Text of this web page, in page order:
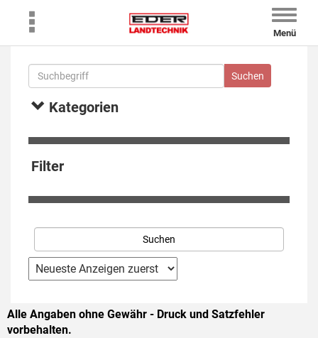
Toggle
Menü
Kategorien
Filter
Alle Angaben ohne Gewähr - Druck und Satzfehler
vorbehalten.